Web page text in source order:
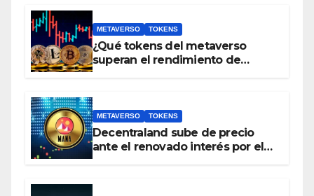
METAVERSO TOKENS
¿Qué tokens del metaverso
superan el rendimiento de
METAVERSO TOKENS
Decentraland sube de precio
ante el renovado interés por el